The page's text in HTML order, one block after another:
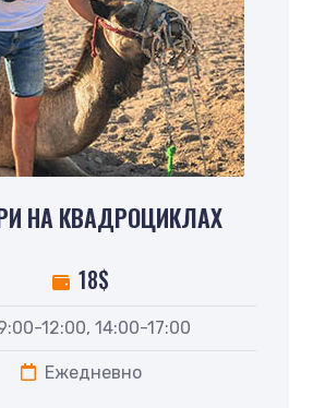
НА КВАДРОЦИКЛАХ
18$
12:00, 14:00-17:00
Ежедневно